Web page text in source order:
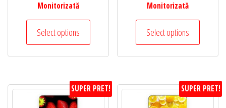
Monitorizată
Select options
Monitorizată
Select options
SUPER PRET! SUPER PRET!